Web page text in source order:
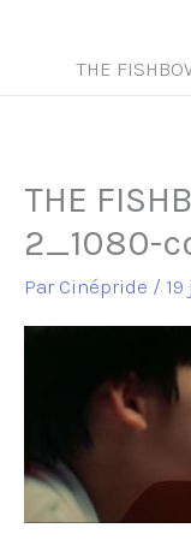
THE
THE
2_1080-
Par Cinépride /